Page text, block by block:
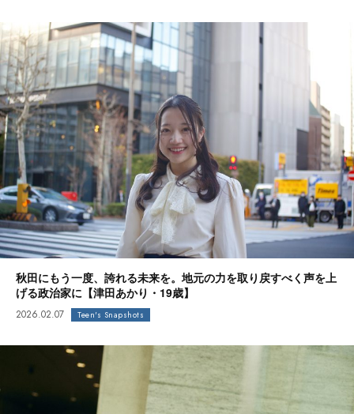
秋田にもう一度、誇れる未来を。地元の力を取り戻すべく声を上
げる政治家に【津田あかり・19歳】
2026.02.07 Teen's Snapshots